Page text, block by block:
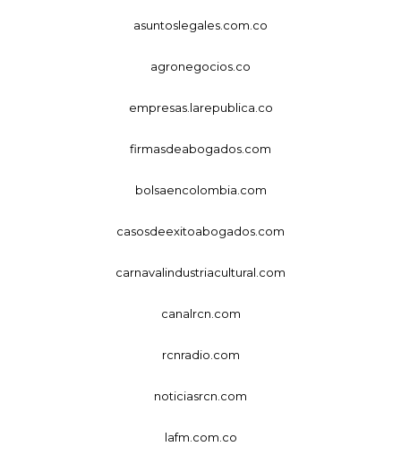
asuntoslegales.com.co
agronegocios.co
empresas.larepublica.co
firmasdeabogados.com
bolsaencolombia.com
casosdeexitoabogados.com
carnavalindustriacultural.com
canalrcn.com
rcnradio.com
noticiasrcn.com
lafm.com.co